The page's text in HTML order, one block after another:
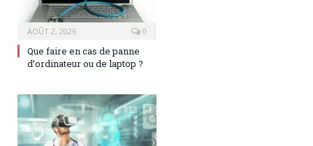
AOÛT 2, 2026 0
Que faire en cas de panne
d’ordinateur ou de laptop ?